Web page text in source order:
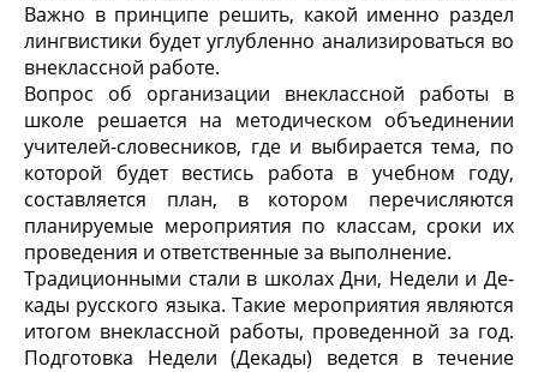
Важно в принципе решить, какой именно раз­дел
лингвистики будет углубленно анализироваться во
внеклассной работе.
Вопрос об организации внеклассной работы в
школе решает­ся на методическом объединении
учителей-словесников, где и выбирается тема, по
которой будет вестись работа в учебном году,
составляется план, в котором перечисляются
планируемые мероприятия по классам, сроки их
проведения и ответ­ственные за выполнение.
Традиционными стали в школах Дни, Недели и Де­
кады русского языка. Такие мероприятия являются
итогом внеклассной работы, проведенной за год.
Подготовка Недели (Декады) ведется в течение